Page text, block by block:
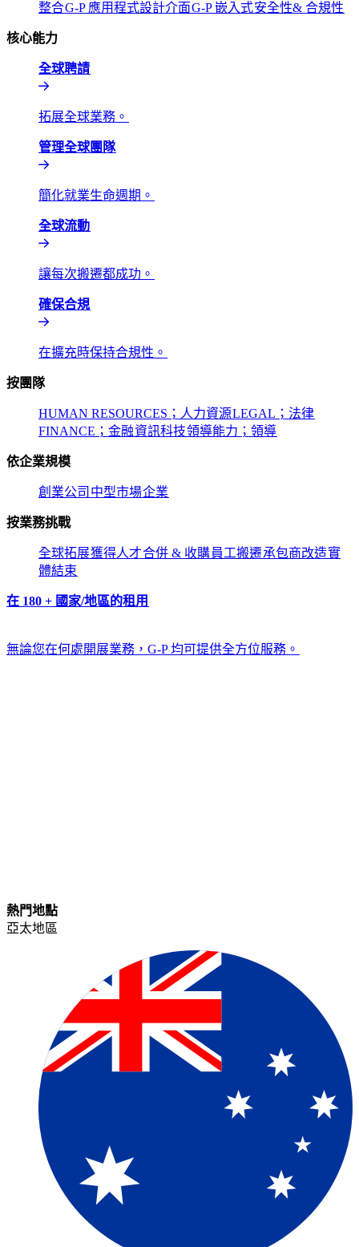
整合​​G-P 應用程式設計介面​​G-P 嵌入式​​安全性& 合規性​​
核心能力​​
全球聘請​​
拓展全球業務。​​
管理全球團隊​​
簡化就業生命週期。​​
全球流動​​
讓每次搬遷都成功。​​
確保合規​​
在擴充時保持合規性。​​
按團隊​​
HUMAN RESOURCES；人力資源​​LEGAL；法律​​
FINANCE；金融​​資訊科技​​領導能力；領導​​
依企業規模​​
創業公司​​ 中型市場​​企業​​
按業務挑戰​​
全球拓展​​獲得人才​​合併 & 收購​​員工搬遷​​承包商改造​​實
體結束​​
在 180 + 國家/地區的租用​​
無論您在何處開展業務，G-P 均可提供全方位服務。​​
熱門地點​​
亞太地區​​